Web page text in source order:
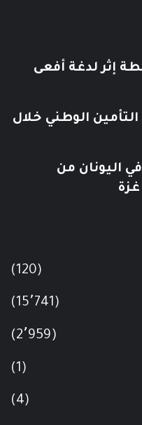
إثر لدغة أفعى
الوطني خلال
اليونان من
(120)
(15٬741)
(2٬959)
(1)
(4)